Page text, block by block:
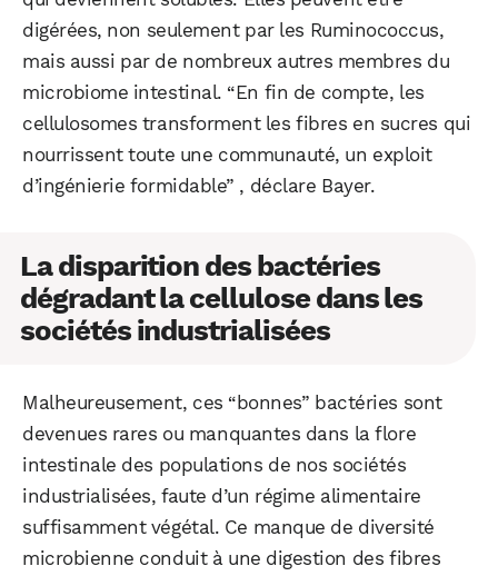
digérées, non seulement par les Ruminococcus,
mais aussi par de nombreux autres membres du
microbiome intestinal. “En fin de compte, les
cellulosomes transforment les fibres en sucres qui
nourrissent toute une communauté, un exploit
d’ingénierie formidable” , déclare Bayer.
La disparition des bactéries
dégradant la cellulose dans les
sociétés industrialisées
Malheureusement, ces “bonnes” bactéries sont
devenues rares ou manquantes dans la flore
intestinale des populations de nos sociétés
industrialisées, faute d’un régime alimentaire
suffisamment végétal. Ce manque de diversité
microbienne conduit à une digestion des fibres
Telegram